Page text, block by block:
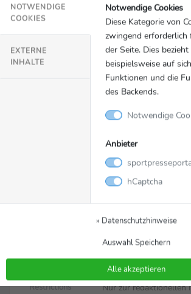
Bild_LisaBergenthal.jpg
© adh
Restrictions
Nur zur redaktionellen
NOTWENDIGE
COOKIES
EXTERNE
INHALTE
Notwendige Cookies
Diese Kategorie von
zwingend erforderlich
der Seite. Dies bezieht
beispielsweise auf
Funktionen und die
des Backends.
Notwendige
Anbieter
hCaptcha
» Datenschutzhinweise
Auswahl Speichern
Alle akzeptieren